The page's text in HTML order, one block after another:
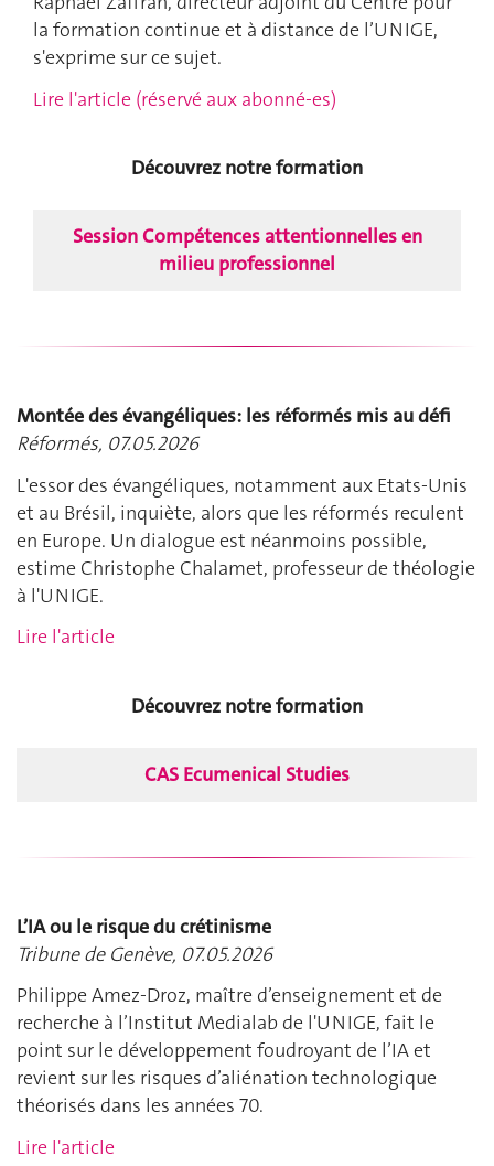
la formation continue et à distance de l’UNIGE,
s'exprime sur ce sujet.
Lire l'article (réservé aux abonné-es)
Découvrez notre formation
Session Compétences attentionnelles en
milieu professionnel
Montée des évangéliques: les réformés mis au défi
Réformés, 07.05.2026
L'essor des évangéliques, notamment aux Etats-Unis
et au Brésil, inquiète, alors que les réformés reculent
en Europe. Un dialogue est néanmoins possible,
estime Christophe Chalamet, professeur de théologie
à l'UNIGE.
Lire l'article
Découvrez notre formation
CAS Ecumenical Studies
L’IA ou le risque du crétinisme
Tribune de Genève, 07.05.2026
Philippe Amez-Droz, maître d’enseignement et de
recherche à l’Institut Medialab de l'UNIGE, fait le
point sur le développement foudroyant de l’IA et
revient sur les risques d’aliénation technologique
théorisés dans les années 70.
Lire l'article